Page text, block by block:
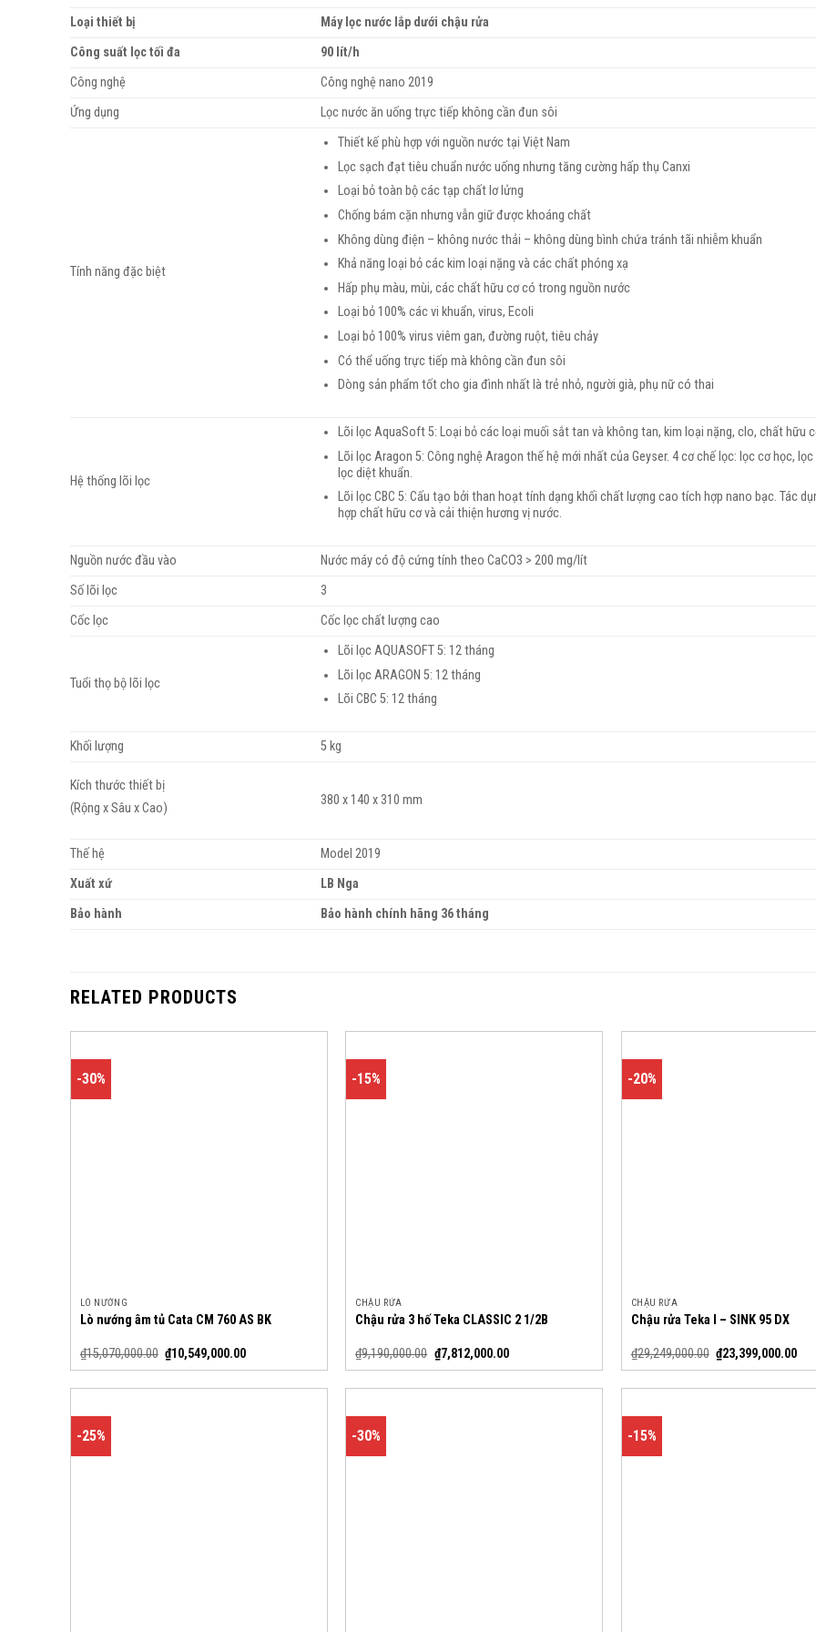
Loại thiết bị
Máy lọc nước lắp dưới chậu rửa
Công suất lọc tối đa
90 lít/h
Công nghệ
Công nghệ nano 2019
Ứng dụng
Lọc nước ăn uống trực tiếp không cần đun sôi
Tính năng đặc biệt
Thiết kế phù hợp với nguồn nước tại Việt Nam
Lọc sạch đạt tiêu chuẩn nước uống nhưng tăng cường hấp thụ Canxi
Loại bỏ toàn bộ các tạp chất lơ lửng
Chống bám cặn nhưng vẫn giữ được khoáng chất
Không dùng điện – không nước thải – không dùng bình chứa tránh tãi nhiễm khuẩn
Khả năng loại bỏ các kim loại nặng và các chất phóng xạ
Hấp phụ màu, mùi, các chất hữu cơ có trong nguồn nước
Loại bỏ 100% các vi khuẩn, virus, Ecoli
Loại bỏ 100% virus viêm gan, đường ruột, tiêu chảy
Có thể uống trực tiếp mà không cần đun sôi
Dòng sản phẩm tốt cho gia đình nhất là trẻ nhỏ, người già, phụ nữ có thai
Hệ thống lõi lọc
Lõi lọc AquaSoft 5: Loại bỏ các loại muối sắt tan và không tan, kim loại nặng, clo, chất hữu
Lõi lọc Aragon 5: Công nghệ Aragon thế hệ mới nhất của Geyser. 4 cơ chế lọc: lọc cơ học,
lọc diệt khuẩn.
Lõi lọc CBC 5: Cấu tạo bởi than hoạt tính dạng khối chất lượng cao tích hợp nano bạc. Tác
hợp chất hữu cơ và cải thiện hương vị nước.
Nguồn nước đầu vào
Nước máy có độ cứng tính theo CaCO3 > 200 mg/lít
Số lõi lọc
3
Cốc lọc
Cốc lọc chất lượng cao
Tuổi thọ bộ lõi lọc
Lõi lọc AQUASOFT 5: 12 tháng
Lõi lọc ARAGON 5: 12 tháng
Lõi CBC 5: 12 tháng
Khối lượng 5 kg
Kích thước thiết bị
(Rộng x Sâu x Cao)
380 x 140 x 310 mm
Thế hệ
Model 2019
Xuất xứ
LB Nga
Bảo hành
Bảo hành chính hãng 36 tháng
RELATED PRODUCTS
-30%
LÒ NƯỚNG
Lò nướng âm tủ Cata CM 760 AS BK
₫15,070,000.00 ₫10,549,000.00
-15%
CHẬU RỬA
Chậu rửa 3 hố Teka CLASSIC 2 1/2B
₫9,190,000.00 ₫7,812,000.00
-20%
CHẬU RỬA
Chậu rửa Teka I – SINK 95 DX
₫29,249,000.00 ₫23,399,000.00
-25% -30% -15%